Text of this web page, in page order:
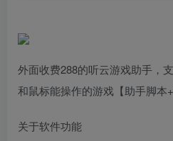
外面收费288的听云游戏助手，
和鼠标能操作的游戏【助手脚本+
关于软件功能